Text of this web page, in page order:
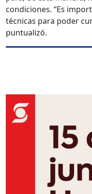
condiciones. “Es
técnicas para poder
puntualizó.